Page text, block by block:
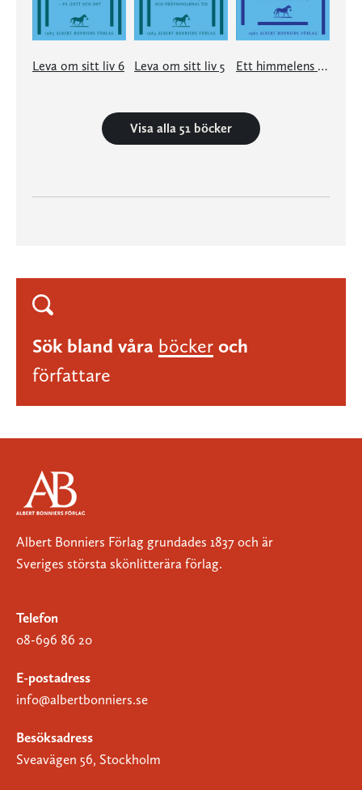
Leva om sitt liv 6 Leva om sitt liv 5 Ett himmelens under
Visa alla 51 böcker
Sök bland våra böcker och
författare
Albert Bonniers Förlag grundades 1837 och är
Sveriges största skönlitterära förlag.
Telefon
08-696 86 20
E-postadress
info@albertbonniers.se
Besöksadress
Sveavägen 56, Stockholm